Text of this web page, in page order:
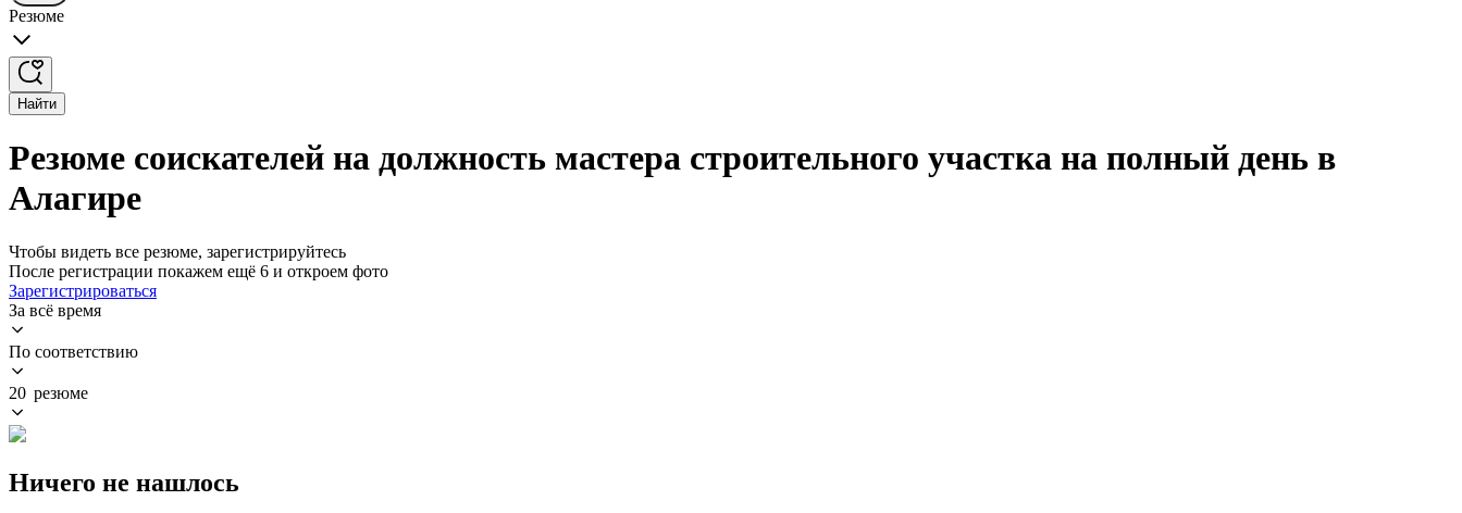
Резюме
Найти
Резюме соискателей на должность мастера строительного участка на полный день в
Алагире
Чтобы видеть все резюме, зарегистрируйтесь
После регистрации покажем ещё 6 и откроем фото
Зарегистрироваться
За всё время
По соответствию
20 резюме
Ничего не нашлось